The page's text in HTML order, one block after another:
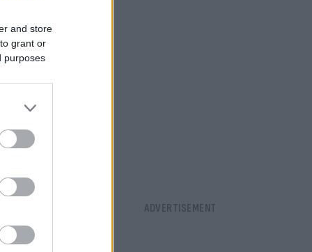
and store
grant or
purposes